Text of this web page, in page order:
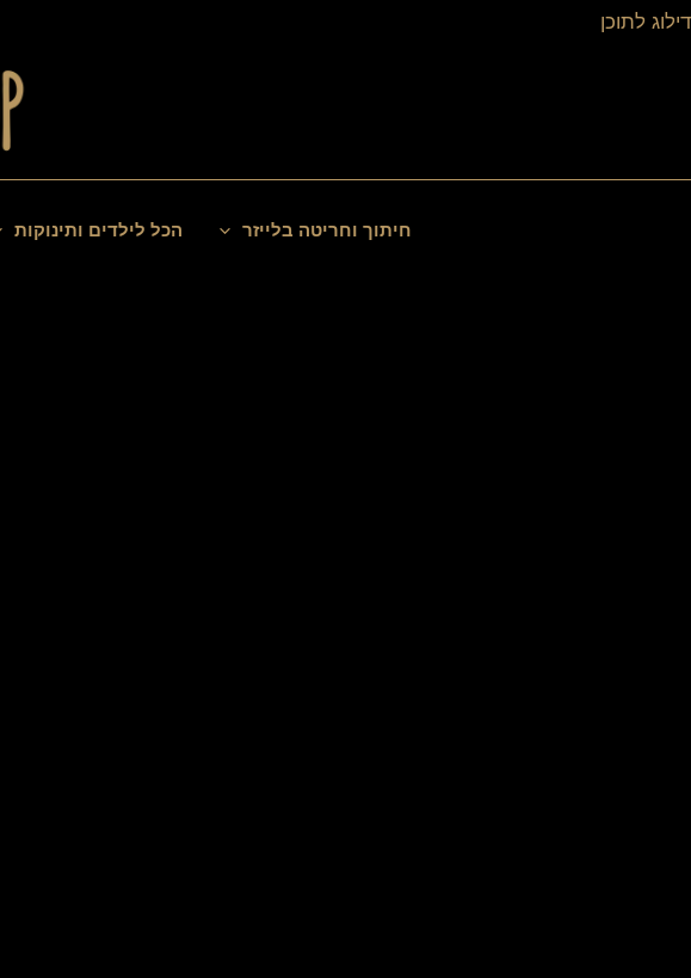
דילוג לתוכן
דילוג
חיתוך וחריטה בלייזר הכל לילדים ותינוקות